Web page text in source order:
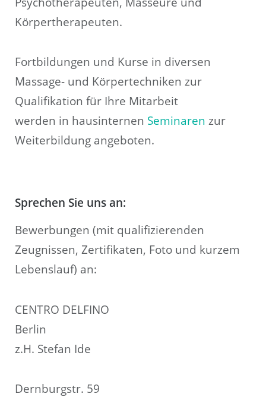
Körpertherapeuten.
Fortbildungen und Kurse in diversen
Massage- und Körpertechniken zur
Qualifikation für Ihre Mitarbeit
werden in hausinternen Seminaren zur
Weiterbildung angeboten.
Sprechen Sie uns an:
Bewerbungen (mit qualifizierenden
Zeugnissen, Zertifikaten, Foto und kurzem
Lebenslauf) an:
CENTRO DELFINO
Berlin
z.H. Stefan Ide
Dernburgstr. 59